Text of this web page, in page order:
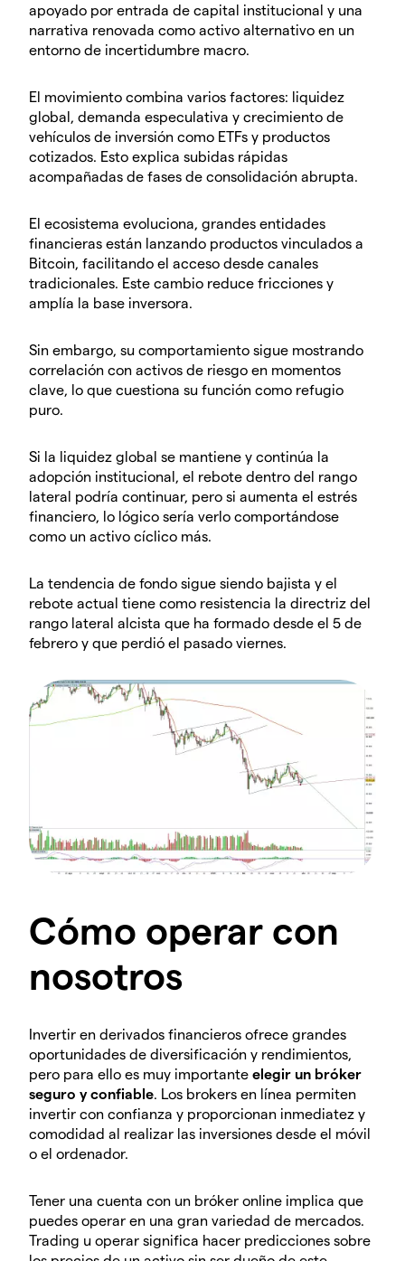
apoyado por entrada de capital institucional y una
narrativa renovada como activo alternativo en un
entorno de incertidumbre macro.
El movimiento combina varios factores: liquidez
global, demanda especulativa y crecimiento de
vehículos de inversión como ETFs y productos
cotizados. Esto explica subidas rápidas
acompañadas de fases de consolidación abrupta.
El ecosistema evoluciona, grandes entidades
financieras están lanzando productos vinculados a
Bitcoin, facilitando el acceso desde canales
tradicionales. Este cambio reduce fricciones y
amplía la base inversora.
Sin embargo, su comportamiento sigue mostrando
correlación con activos de riesgo en momentos
clave, lo que cuestiona su función como refugio
puro.
Si la liquidez global se mantiene y continúa la
adopción institucional, el rebote dentro del rango
lateral podría continuar, pero si aumenta el estrés
financiero, lo lógico sería verlo comportándose
como un activo cíclico más.
La tendencia de fondo sigue siendo bajista y el
rebote actual tiene como resistencia la directriz del
rango lateral alcista que ha formado desde el 5 de
febrero y que perdió el pasado viernes.
Cómo operar con
nosotros
Invertir en derivados financieros ofrece grandes
oportunidades de diversificación y rendimientos,
pero para ello es muy importante elegir un bróker
seguro y confiable. Los brokers en línea permiten
invertir con confianza y proporcionan inmediatez y
comodidad al realizar las inversiones desde el móvil
o el ordenador.
Tener una cuenta con un bróker online implica que
puedes operar en una gran variedad de mercados.
Trading u operar significa hacer predicciones sobre